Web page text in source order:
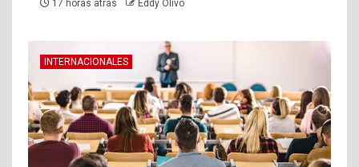
17 horas atrás Eddy Olivo
INTERNACIONALES